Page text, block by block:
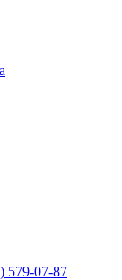
579-07-87